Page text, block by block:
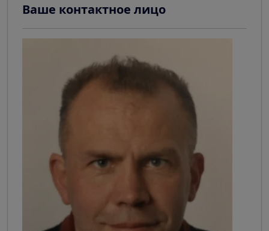
Ваше контактное лицо